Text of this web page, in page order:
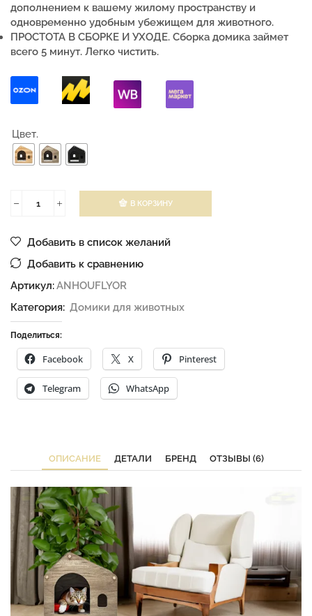
дополнением к вашему жилому пространству и
одновременно удобным убежищем для животного.
ПРОСТОТА В СБОРКЕ И УХОДЕ. Сборка домика займет
всего 5 минут. Легко чистить.
Цвет.
В КОРЗИНУ
Добавить в список желаний
Добавить к сравнению
Артикул:ANHOUFLYOR
Категория: Домики для животных
Поделиться:
Facebook X Pinterest
Telegram WhatsApp
ОПИСАНИЕ ДЕТАЛИ БРЕНД ОТЗЫВЫ (6)